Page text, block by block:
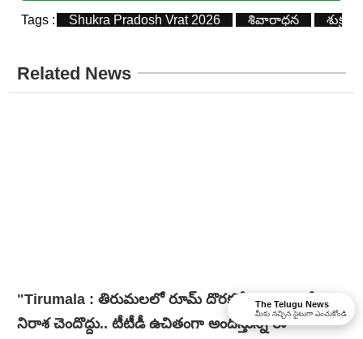
Tags : Shukra Pradosh Vrat 2026 శివారాధన శుక్ర
Related News
"Tirumala : తిరుమలలో రూమ్ దొరకలేదా? అయితే
నిరాశ చెందొద్దు.. టీటీడీ ఉచితంగా అందిస్తున్న ఈ
The Telugu News
మీకు నచ్చిన సైటుగా ఎంచుకోండి